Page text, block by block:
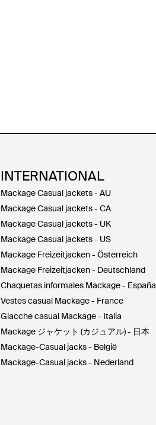
INTERNATIONAL
Mackage Casual jackets - AU
Mackage Casual jackets - CA
Mackage Casual jackets - UK
Mackage Casual jackets - US
Mackage Freizeitjacken - Österreich
Mackage Freizeitjacken - Deutschland
Chaquetas informales Mackage - España
Vestes casual Mackage - France
Giacche casual Mackage - Italia
Mackage ジャケット (カジュアル) - 日本
Mackage-Casual jacks - België
Mackage-Casual jacks - Nederland